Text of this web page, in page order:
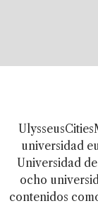
universidad
Universidad
ocho
contenidos